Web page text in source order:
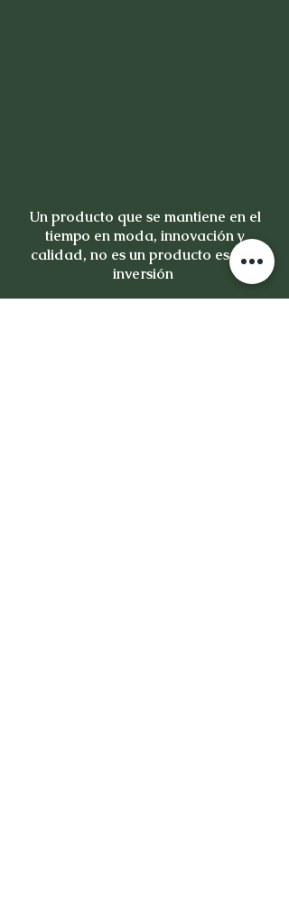
Un producto que se mantiene en el
tiempo en moda, innovación y
calidad, no es un producto es una
inversión